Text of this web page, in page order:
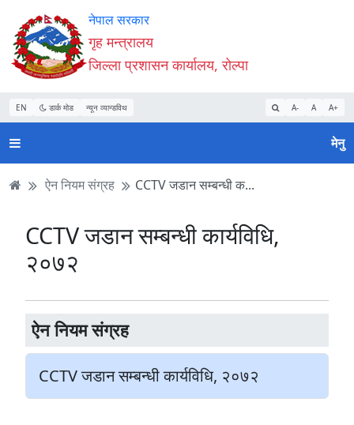
Accessibility
Mode
सुरु
गर्नुहोस्
सामाग्री
पढ्नुहाेस्
नेभिगेसन
पढ्नुहाेस्
वेबसाइट
खोजमा
जानुहोस्
नेपाल सरकार
गृह मन्त्रालय
जिल्ला प्रशासन कार्यालय, रोल्पा
EN डार्क मोड न्यून व्यान्डविथ A- A A+
मेनु
ऐन नियम संग्रह CCTV जडान सम्बन्धी क...
ऐन नियम संग्रह
CCTV जडान सम्बन्धी कार्यविधि, २०७२
CCTV जडान सम्बन्धी कार्यविधि,
२०७२